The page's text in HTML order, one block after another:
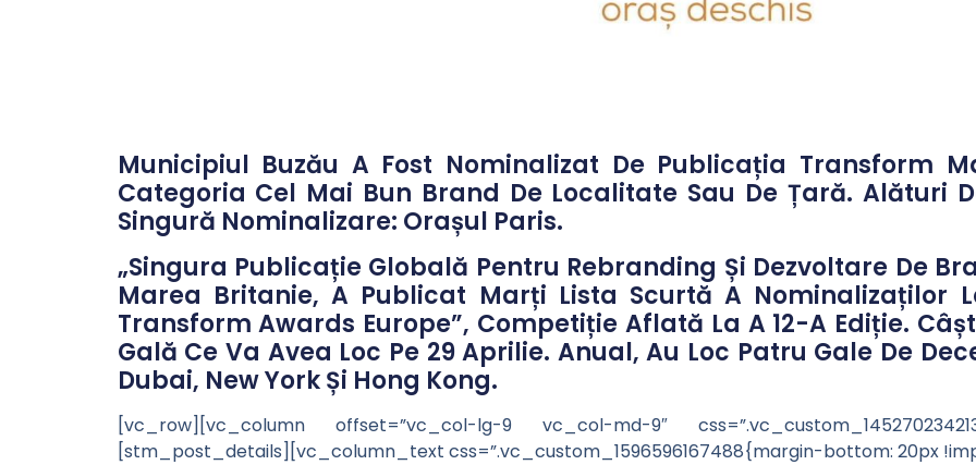
Municipiul Buzău A Fost Nominalizat De Publicația Transform
Categoria Cel Mai Bun Brand De Localitate Sau De Țară. Alături
Singură Nominalizare: Orașul Paris.
„Singura Publicație Globală Pentru Rebranding Și Dezvoltare De
Marea Britanie, A Publicat Marți Lista Scurtă A Nominalizaților
Transform Awards Europe”, Competiție Aflată La A 12-A Ediție.
Gală Ce Va Avea Loc Pe 29 Aprilie. Anual, Au Loc Patru Gale De
Dubai, New York Și Hong Kong.
[vc_row][vc_column offset=”vc_col-lg-9 vc_col-md-9″
[stm_post_details][vc_column_text css=”.vc_custom_1596596167488{margin-bottom: 20px